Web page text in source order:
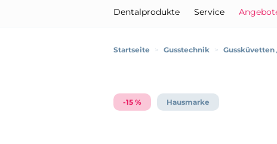
Dentalprodukte Service
Startseite > Gusstechnik >
-15 % Hausmarke